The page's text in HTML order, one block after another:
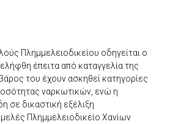
Πλημμελειοδικείου οδηγείται ο
έπειτα από καταγγελία της
του έχουν ασκηθεί κατηγορίες
ναρκωτικών, ενώ η
σε δικαστική εξέλιξη
Πλημμελειοδικείο Χανίων